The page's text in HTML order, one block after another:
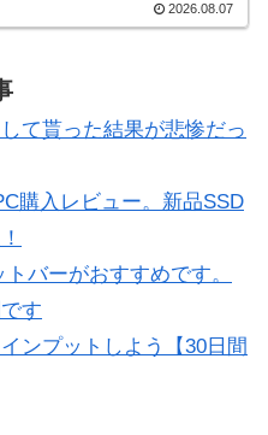
2026.08.07
て貰った結果が悲惨だっ
購入レビュー。新品SSD
バーがおすすめです。
す
ンプットしよう【30日間